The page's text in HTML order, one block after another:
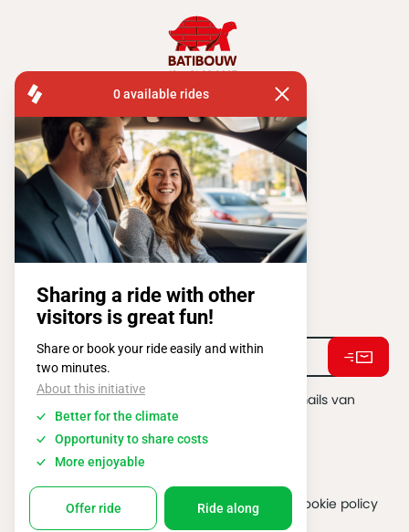
FISA OPERATIONS
ATOMIUMSQUARE, 1 PB 505
1020 BRUSSEL
Tel:+ 32 2 663 14 01
Stay connected !
Ik ga akkoord met het ontvangen van e-mails van
BATIBOUW.*
Algemene gebruiksvoorwaarden
Cookie policy